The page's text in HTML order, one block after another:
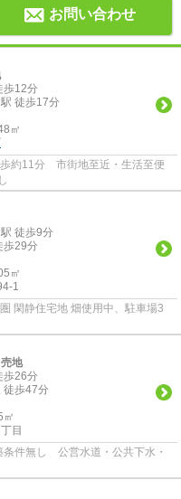
お問い合わせ
歩12分
駅 徒歩17分
㎡
約11分 市街地至近・生活至便
駅 徒歩9分
歩29分
㎡
1
閑静住宅地 畑使用中、駐車場3
地
歩26分
徒歩47分
丁目
件無し 公営水道・公共下水・